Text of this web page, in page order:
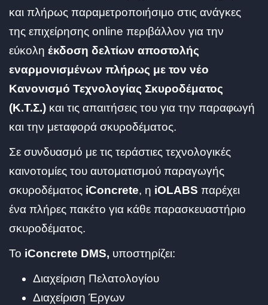
και πλήρως παραμετροποιήσιμο στις ανάγκες
της επιχείρησης online περιβάλλον για την
εύκολη έκδοση δελτίων αποστολής
εναρμονισμένων πλήρως με τον νέο
Κανονισμό Τεχνολογίας Σκυροδέματος
(Κ.Τ.Σ.) και τις απαιτήσεις του για την παραφωγή
και την μεταφορά σκυροδέματος.
Σε συνδυασμό με τις τεράστιες τεχνολογικές
καινοτομίες του αυτοματισμού παραγωγής
σκυροδέματος iConcrete, η iOLABS παρέχει
ένα πλήρες πακέτο για κάθε παρασκευαστήριο
σκυροδέματος.
To iConcrete DMS, υποστηρίζει:
Διαχείριση Πελατολογίου
Διαχείριση Έργων